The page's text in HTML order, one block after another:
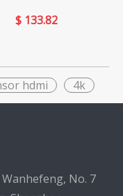
entradas y salidas
$ 133.82
hdmi 4k
No. 7